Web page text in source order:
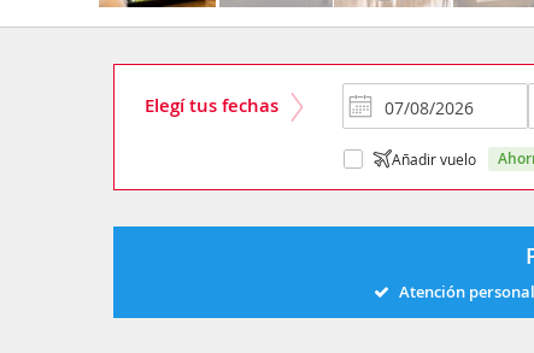
Elegí tus fechas
Añadir vuelo
Atención